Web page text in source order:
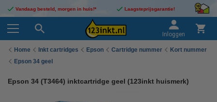
Vandaag besteld, morgen in huis!* Laagsteprijsgarantie!
Inloggen
Home Inkt cartridges Epson Cartridge nummer
Kort nummer
Epson 34 geel
Epson 34 (T3464) inktcartridge geel (123inkt huismerk)